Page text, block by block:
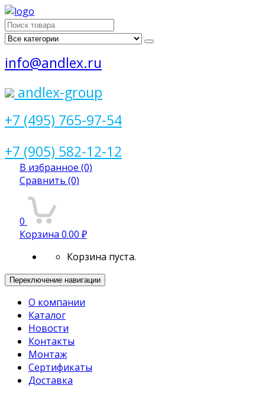
Поиск
для:
info@andlex.ru
andlex-group
+7 (495) 765-97-54
+7 (905) 582-12-12
В избранное (0)
Сравнить (0)
0
Корзина 0.00 ₽
Корзина пуста.
Переключение навигации
О компании
Каталог
Новости
Контакты
Монтаж
Сертификаты
Доставка